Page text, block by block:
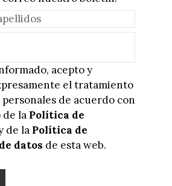
acepto y
el tratamiento
de acuerdo con
la Política de
de la Política de
datos de esta web.